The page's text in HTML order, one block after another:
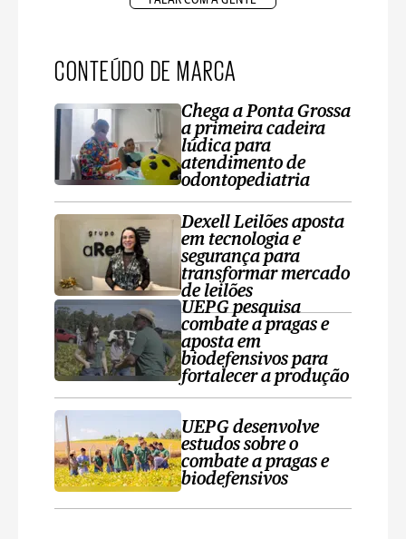
CONTEÚDO DE MARCA
Chega a Ponta Grossa
a primeira cadeira
lúdica para
atendimento de
odontopediatria
Dexell Leilões aposta
em tecnologia e
segurança para
transformar mercado
de leilões
UEPG pesquisa
combate a pragas e
aposta em
biodefensivos para
fortalecer a produção
UEPG desenvolve
estudos sobre o
combate a pragas e
biodefensivos